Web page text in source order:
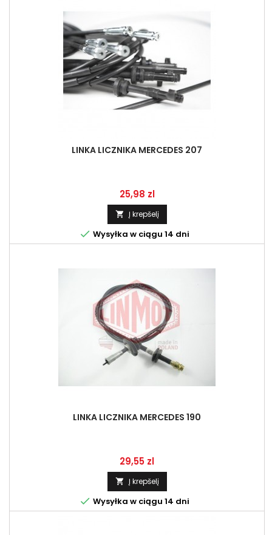
LINKA LICZNIKA MERCEDES 207
Kaina
25,98 zl
 Į krepšelį
 Wysyłka w ciągu 14 dni
LINKA LICZNIKA MERCEDES 190
Kaina
29,55 zl
 Į krepšelį
 Wysyłka w ciągu 14 dni